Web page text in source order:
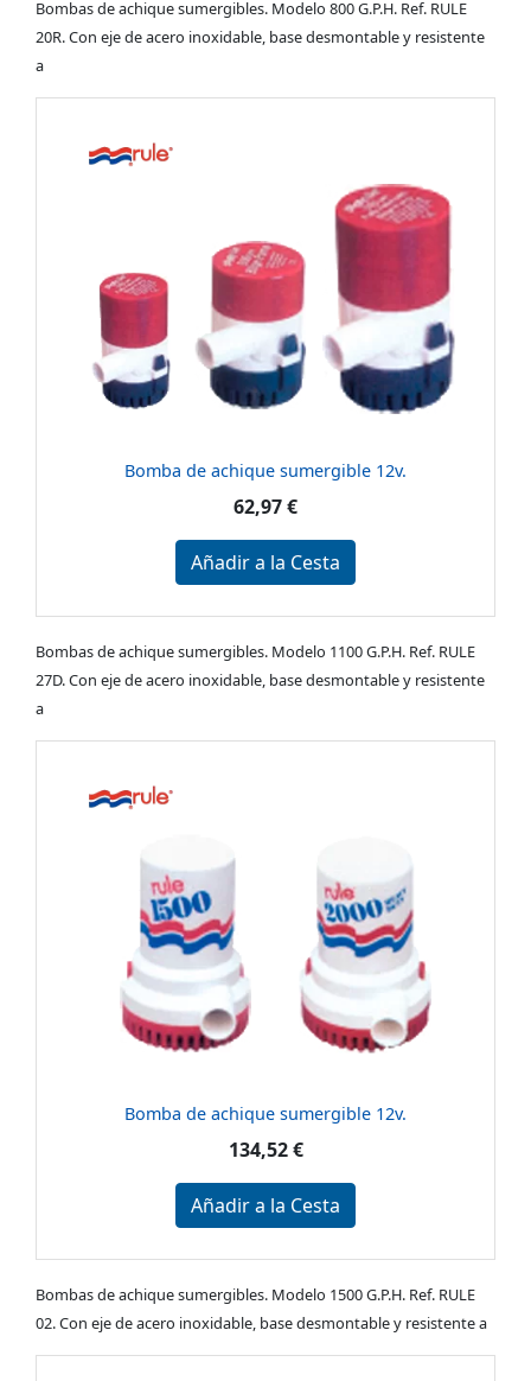
Bombas de achique sumergibles. Modelo 800 G.P.H. Ref. RULE
20R. Con eje de acero inoxidable, base desmontable y resistente
a
Bomba de achique sumergible 12v.
62,97 €
Añadir a la Cesta
Bombas de achique sumergibles. Modelo 1100 G.P.H. Ref. RULE
27D. Con eje de acero inoxidable, base desmontable y resistente
a
Bomba de achique sumergible 12v.
134,52 €
Añadir a la Cesta
Bombas de achique sumergibles. Modelo 1500 G.P.H. Ref. RULE
02. Con eje de acero inoxidable, base desmontable y resistente a